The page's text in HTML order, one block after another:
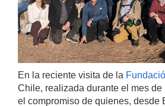
En la reciente visita de la
Chile, realizada durante el mes de
el compromiso de quienes, desde